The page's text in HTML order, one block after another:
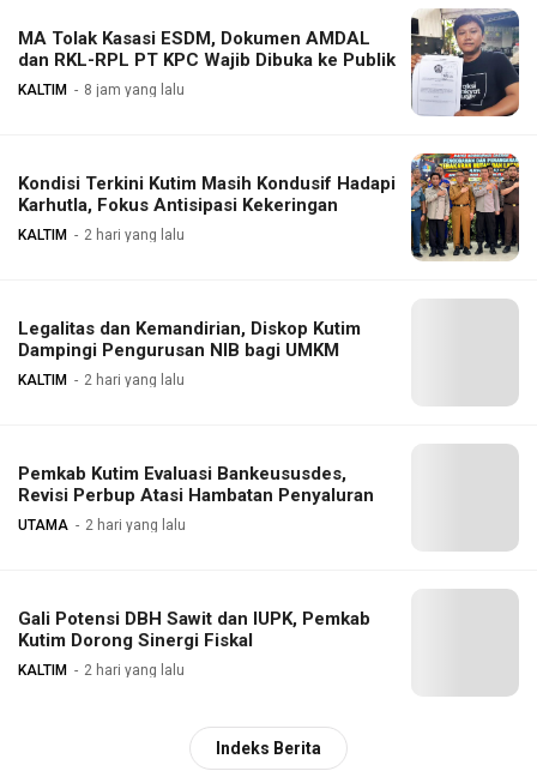
MA Tolak Kasasi ESDM, Dokumen AMDAL
dan RKL-RPL PT KPC Wajib Dibuka ke Publik
KALTIM 8 jam yang lalu
Kondisi Terkini Kutim Masih Kondusif Hadapi
Karhutla, Fokus Antisipasi Kekeringan
KALTIM 2 hari yang lalu
Legalitas dan Kemandirian, Diskop Kutim
Dampingi Pengurusan NIB bagi UMKM
KALTIM 2 hari yang lalu
Pemkab Kutim Evaluasi Bankeususdes,
Revisi Perbup Atasi Hambatan Penyaluran
UTAMA 2 hari yang lalu
Gali Potensi DBH Sawit dan IUPK, Pemkab
Kutim Dorong Sinergi Fiskal
KALTIM 2 hari yang lalu
Indeks Berita